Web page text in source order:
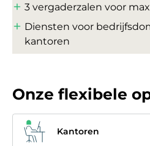
3 vergaderzalen voor
Diensten voor
kantoren
Onze flexibele
Kantoren